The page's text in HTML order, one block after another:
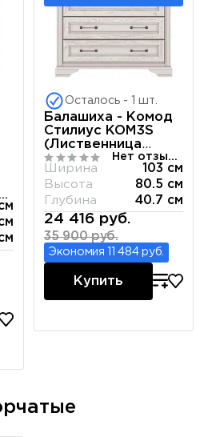
Нет отзывов
Осталось - 1 шт.
Балашиха - Комод
Стилиус KOM3S
(Лиственница
сибирская)
Нет отзывов
Ширина
103 см
Высота
80.5 см
Глубина
40.7 см
24 416 руб.
35 900 руб.
Экономия 11 484 руб.
Купить